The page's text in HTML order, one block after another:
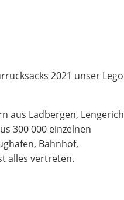
2021 unser Lego
aus Ladbergen, Lengerich
300 000 einzelnen
Bahnhof,
alles vertreten.